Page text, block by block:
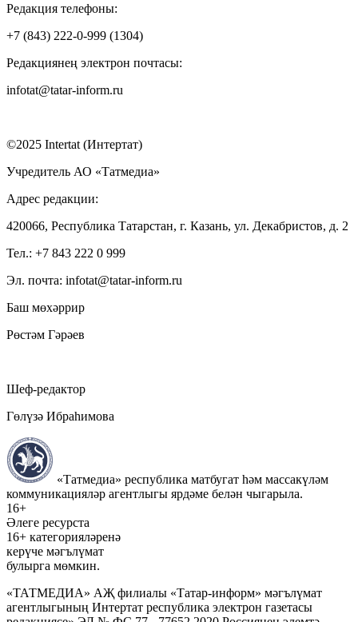
Редакция телефоны:
+7 (843) 222-0-999 (1304)
Редакциянең электрон почтасы:
infotat@tatar-inform.ru
©2025 Intertat (Интертат)
Учредитель АО «Татмедиа»
Адрес редакции:
420066, Республика Татарстан, г. Казань, ул. Декабристов, д. 2
Тел.: +7 843 222 0 999
Эл. почта: infotat@tatar-inform.ru
Баш мөхәррир
Рөстәм Гәрәев
Шеф-редактор
Гөлүзә Ибраһимова
«Татмедиа» республика матбугат һәм массакүләм
коммуникацияләр агентлыгы ярдәме белән чыгарыла.
16+
Әлеге ресурста
16+ категорияләренә
керүче мәгълүмат
булырга мөмкин.
«ТАТМЕДИА» АҖ филиалы «Татар-информ» мәгълүмат
агентлыгының Интертат республика электрон газетасы